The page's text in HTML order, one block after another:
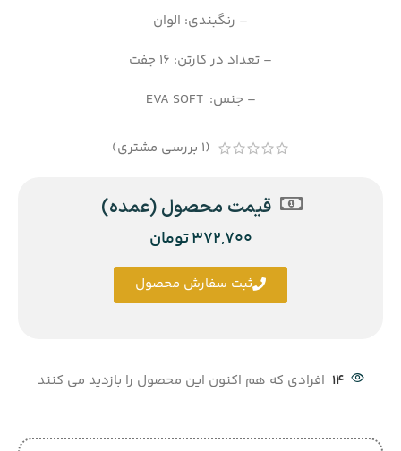
14 افرادی که هم اکنون این محصول را بازدید می کنند
– رنگبندی: الوان
– تعداد در کارتن: 16 جفت
– جنس: EVA SOFT
(
1 بررسی مشتری)
قیمت محصول (عمده)
372,700تومان
ثبت سفارش محصول